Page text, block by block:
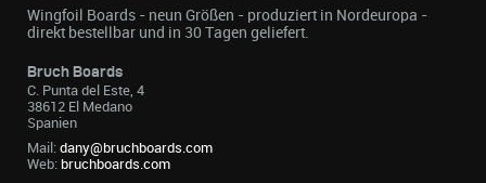
Wingfoil Boards - neun Größen - produziert in Nordeuropa -
direkt bestellbar und in 30 Tagen geliefert.
Bruch Boards
C. Punta del Este, 4
38612 El Medano
Spanien
Mail: dany@bruchboards.com
Web: bruchboards.com